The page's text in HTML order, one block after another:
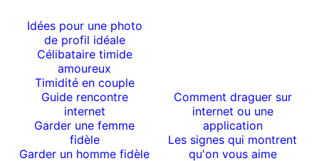
Idées pour une photo
de profil idéale
Célibataire timide
amoureux
Timidité en couple
Guide rencontre
internet
Garder une femme
fidèle
Garder un homme fidèle
Comment draguer sur
internet ou une
application
Les signes qui montrent
qu'on vous aime